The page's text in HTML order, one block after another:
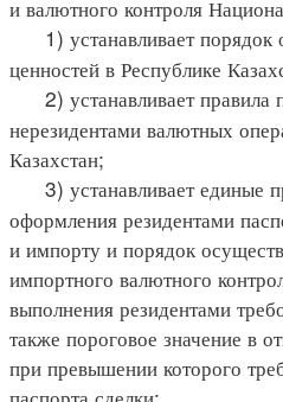
и валютного контроля
1) устанавливает порядок
ценностей в Республике
2) устанавливает правила
нерезидентами валютных
Казахстан;
3) устанавливает единые
оформления резидентами
и импорту и порядок
импортного валютного
выполнения резидентами
также пороговое значение в
при превышении которого